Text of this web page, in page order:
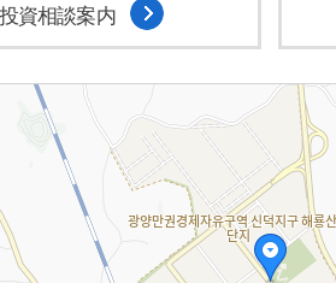
資相談案内